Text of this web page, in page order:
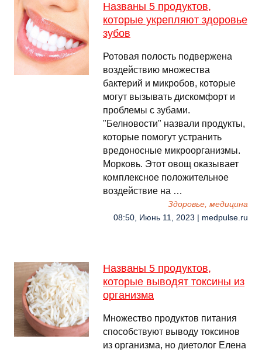
Названы 5 продуктов,
которые укрепляют здоровье
зубов
Ротовая полость подвержена
воздействию множества
бактерий и микробов, которые
могут вызывать дискомфорт и
проблемы с зубами.
"Белновости" назвали продукты,
которые помогут устранить
вредоносные микроорганизмы.
Морковь. Этот овощ оказывает
комплексное положительное
воздействие на …
Здоровье, медицина
08:50, Июнь 11, 2023 | medpulse.ru
Названы 5 продуктов,
которые выводят токсины из
организма
Множество продуктов питания
способствуют выводу токсинов
из организма, но диетолог Елена